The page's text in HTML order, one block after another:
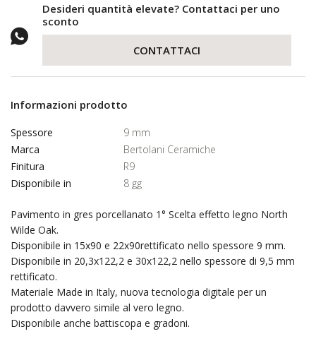
Desideri quantità elevate? Contattaci per uno
sconto
CONTATTACI
Informazioni prodotto
Spessore
9 mm
Marca
Bertolani Ceramiche
Finitura
R9
Disponibile in
8 gg
Pavimento in gres porcellanato 1° Scelta effetto legno North
Wilde Oak.
Disponibile in 15x90 e 22x90rettificato nello spessore 9 mm.
Disponibile in 20,3x122,2 e 30x122,2 nello spessore di 9,5 mm
rettificato.
Materiale Made in Italy, nuova tecnologia digitale per un
prodotto davvero simile al vero legno.
Disponibile anche battiscopa e gradoni.